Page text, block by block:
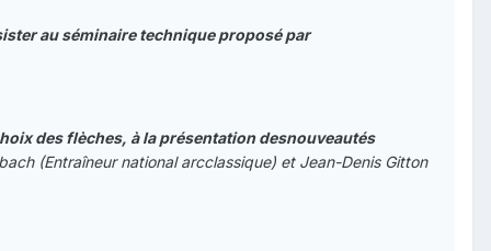
au séminaire technique proposé par
des flèches, à la présentation desnouveautés
(Entraîneur national arcclassique) et Jean-Denis Gitton